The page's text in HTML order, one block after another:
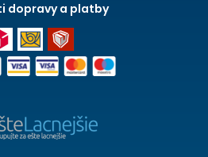
dopravy a platby